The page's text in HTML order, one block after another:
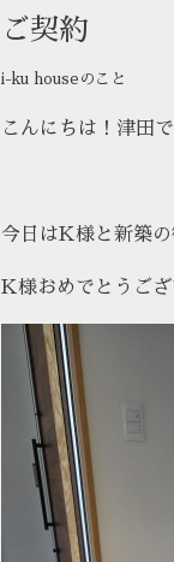
ご契約
i-ku houseのこと
こんにちは！津田で
今日はK様と新築
K様おめでとうござ